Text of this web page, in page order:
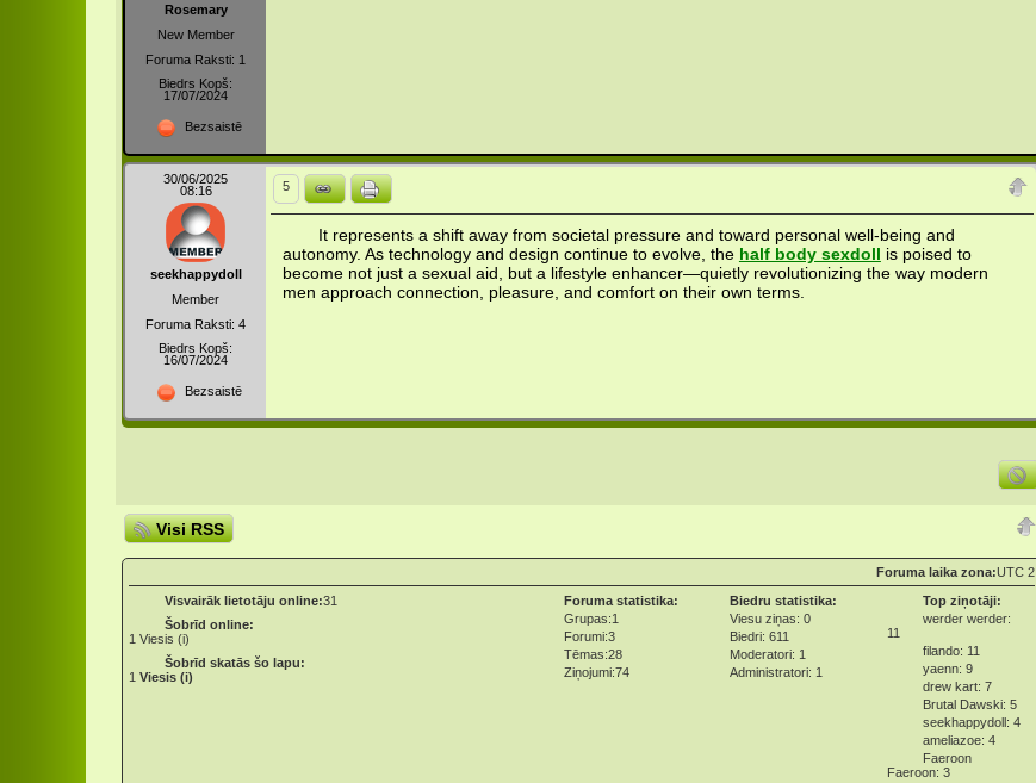
Rosemary
New Member
Foruma Raksti: 1
Biedrs Kopš:
17/07/2024
Bezsaistē
30/06/2025
08:16
seekhappydoll
Member
Foruma Raksti: 4
Biedrs Kopš:
16/07/2024
Bezsaistē
5
It represents a shift away from societal pressure and toward personal well-being and
autonomy. As technology and design continue to evolve, the half body sexdoll is poised to
become not just a sexual aid, but a lifestyle enhancer—quietly revolutionizing the way modern
men approach connection, pleasure, and comfort on their own terms.
Visi RSS
Foruma laika zona:UTC 2
Visvairāk lietotāju online:31
Šobrīd online:
1 Viesis (i)
Šobrīd skatās šo lapu:
1 Viesis (i)
Top ziņotāji:
werder werder:
11
filando: 11
yaenn: 9
drew kart: 7
Brutal Dawski: 5
seekhappydoll: 4
ameliazoe: 4
Faeroon
Faeroon: 3
Biedru statistika:
Viesu ziņas: 0
Biedri: 611
Moderatori: 1
Administratori: 1
Foruma statistika:
Grupas:1
Forumi:3
Tēmas:28
Ziņojumi:74